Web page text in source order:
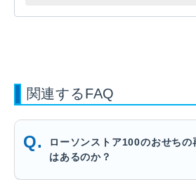
関連するFAQ
ローソンストア100のおせちの
はあるのか？